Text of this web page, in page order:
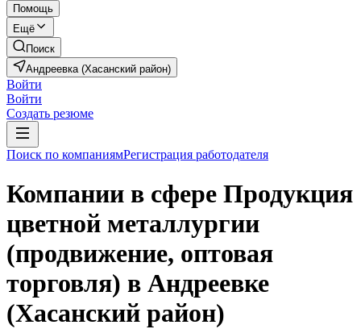
Помощь
Ещё
Поиск
Андреевка (Хасанский район)
Войти
Войти
Создать резюме
Поиск по компаниямРегистрация работодателя
Компании в сфере Продукция
цветной металлургии
(продвижение, оптовая
торговля) в Андреевке
(Хасанский район)